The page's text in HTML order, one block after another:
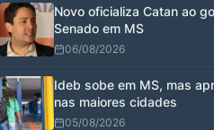
Novo oficializa Catan ao
Senado em MS
06/08/2026
Ideb sobe em MS, mas
nas maiores cidades
05/08/2026